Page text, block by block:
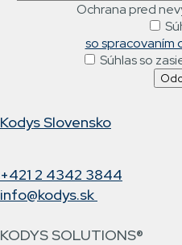
Ochrana pred
so spracovaním
Súhlas so
Kodys Slovensko
+421 2 4342 3844
info@kodys.sk
KODYS SOLUTIONS®